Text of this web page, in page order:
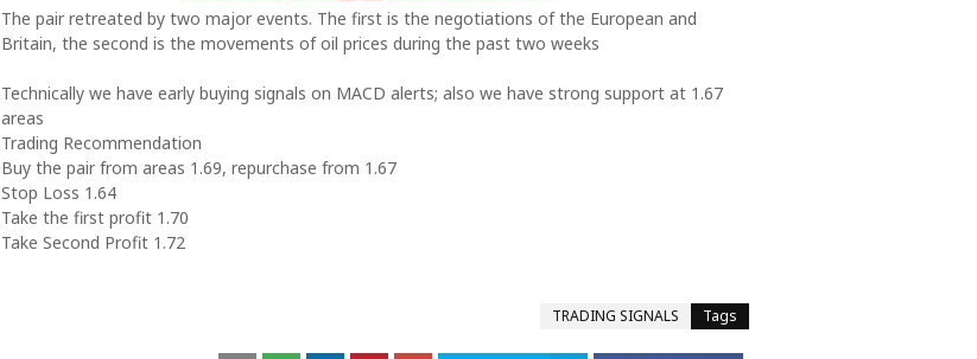
The pair retreated by two major events. The first is the negotiations of the European and
Britain, the second is the movements of oil prices during the past two weeks
Technically we have early buying signals on MACD alerts; also we have strong support at 1.67
areas
Trading Recommendation
Buy the pair from areas 1.69, repurchase from 1.67
Stop Loss 1.64
Take the first profit 1.70
Take Second Profit 1.72
Tags
TRADING SIGNALS